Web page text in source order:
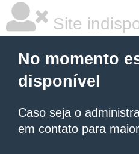
Site
No momento
disponível
Caso seja o
em contato para